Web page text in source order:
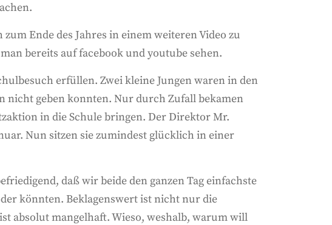
Ende des Jahres in einem weiteren Video zu
bereits auf facebook und youtube sehen.
erfüllen. Zwei kleine Jungen waren in den
nicht geben konnten. Nur durch Zufall bekamen
in die Schule bringen. Der Direktor Mr.
Nun sitzen sie zumindest glücklich in einer
daß wir beide den ganzen Tag einfachste
könnten. Beklagenswert ist nicht nur die
absolut mangelhaft. Wieso, weshalb, warum will